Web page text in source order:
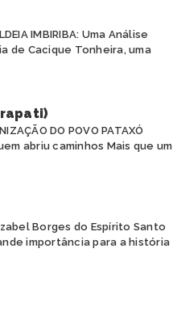
IMBIRIBA: Uma Análise
de Cacique Tonheira, uma
DO POVO PATAXÓ
abriu caminhos Mais que um
Borges do Espírito Santo
importância para a história